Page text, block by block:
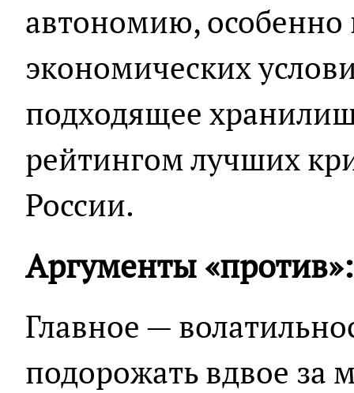
автономию, особенно
экономических
подходящее
рейтингом лучших
России.
Аргументы «против»:
Главное —
подорожать вдвое за